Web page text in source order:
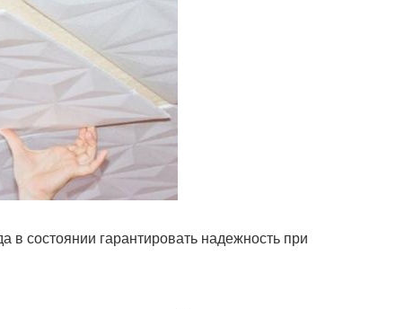
в состоянии гарантировать надежность при